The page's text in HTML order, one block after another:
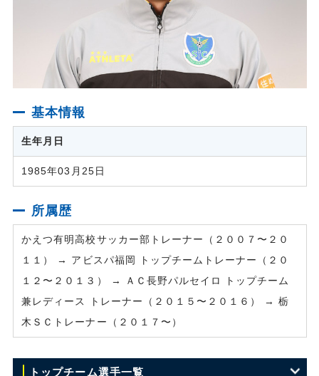
基本情報
生年月日
1985年03月25日
所属歴
かえつ有明高校サッカー部トレーナー（２００７〜２０
１１） → アビスパ福岡 トップチームトレーナー（２０
１２〜２０１３） → ＡＣ長野パルセイロ トップチーム
兼レディース トレーナー（２０１５〜２０１６） → 栃
木ＳＣトレーナー（２０１７〜）
トップチーム選手一覧